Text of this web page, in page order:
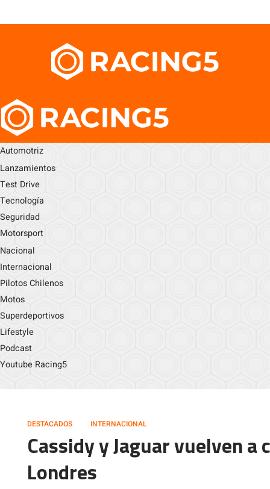
Automotriz
Lanzamientos
Test Drive
Tecnología
Seguridad
Motorsport
Nacional
Internacional
Pilotos Chilenos
Motos
Superdeportivos
Lifestyle
Podcast
Youtube Racing5
DESTACADOS INTERNACIONAL
Cassidy y Jaguar vuelven a
Londres